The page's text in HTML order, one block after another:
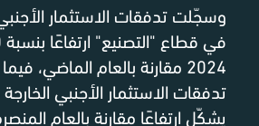
وسجّلت تدفقات الاستثمار
2024 مقارنة بالعام الماضي،
يشكّل ارتفاعًا مقارنة بالعام